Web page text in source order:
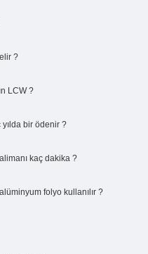
?
LCW ?
bir ödenir ?
kaç dakika ?
folyo kullanılır ?